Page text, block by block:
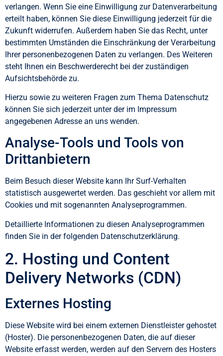
verlangen. Wenn Sie eine Einwilligung zur Datenverarbeitung
erteilt haben, können Sie diese Einwilligung jederzeit für die
Zukunft widerrufen. Außerdem haben Sie das Recht, unter
bestimmten Umständen die Einschränkung der Verarbeitung
Ihrer personenbezogenen Daten zu verlangen. Des Weiteren
steht Ihnen ein Beschwerderecht bei der zuständigen
Aufsichtsbehörde zu.
Hierzu sowie zu weiteren Fragen zum Thema Datenschutz
können Sie sich jederzeit unter der im Impressum
angegebenen Adresse an uns wenden.
Analyse-Tools und Tools von
Drittanbietern
Beim Besuch dieser Website kann Ihr Surf-Verhalten
statistisch ausgewertet werden. Das geschieht vor allem mit
Cookies und mit sogenannten Analyseprogrammen.
Detaillierte Informationen zu diesen Analyseprogrammen
finden Sie in der folgenden Datenschutzerklärung.
2. Hosting und Content
Delivery Networks (CDN)
Externes Hosting
Diese Website wird bei einem externen Dienstleister gehostet
(Hoster). Die personenbezogenen Daten, die auf dieser
Website erfasst werden, werden auf den Servern des Hosters